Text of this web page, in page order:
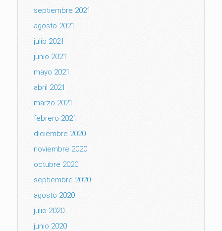
septiembre 2021
agosto 2021
julio 2021
junio 2021
mayo 2021
abril 2021
marzo 2021
febrero 2021
diciembre 2020
noviembre 2020
octubre 2020
septiembre 2020
agosto 2020
julio 2020
junio 2020